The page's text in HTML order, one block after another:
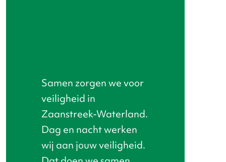
Samen zorgen we voor
veiligheid in
Zaanstreek-Waterland.
Dag en nacht werken
wij aan jouw veiligheid.